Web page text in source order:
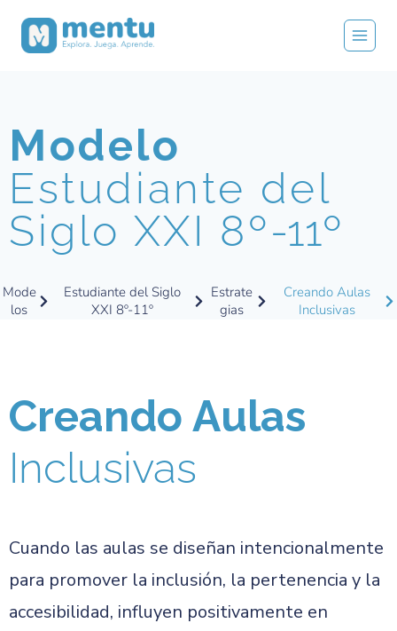
Modelo
Estudiante del
Siglo XXI 8º-11º
Mode
los
Estudiante del Siglo
XXI 8º-11º
Estrate
gias
Creando Aulas
Inclusivas​
Creando Aulas
Inclusivas
Cuando las aulas se diseñan intencionalmente
para promover la inclusión, la pertenencia y la
accesibilidad, influyen positivamente en